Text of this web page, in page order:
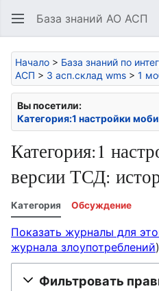
База знаний АО АСП
Начало > База знаний по
АСП > 3 асп.склад wms > 1
Вы посетили:
Категория:1 настройки
Категория:1
версии ТСД:
Категория Обсуждение
Показать журналы для
журнала злоупотреблений)
Фильтровать